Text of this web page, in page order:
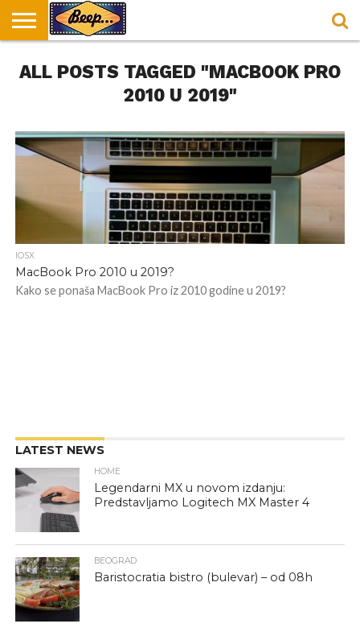
DORUČAK
U
SVAKODNEVICA
ENTERTAINMENT
LOKACIJE
ZA
HRANA I
RECEPTI
NEPUSACKI
LOKALI
ALL POSTS TAGGED "MACBOOK PRO
2010 U 2019"
IOSX
MacBook Pro 2010 u 2019?
Kako se ponaša MacBook Pro iz 2010 godine u 2019?
LATEST NEWS
HOME
Legendarni MX u novom izdanju:
Predstavljamo Logitech MX Master 4
BEOGRAD
Baristocratia bistro (bulevar) – od 08h